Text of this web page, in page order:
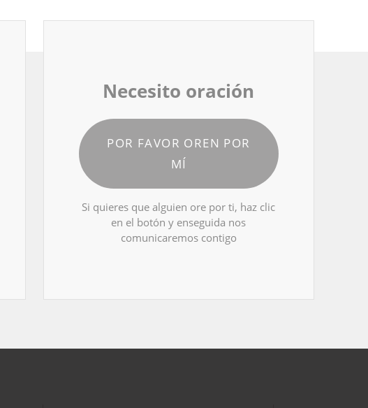
Necesito oración
POR FAVOR OREN POR
MÍ
Si quieres que alguien ore por ti, haz clic
en el botón y enseguida nos
comunicaremos contigo